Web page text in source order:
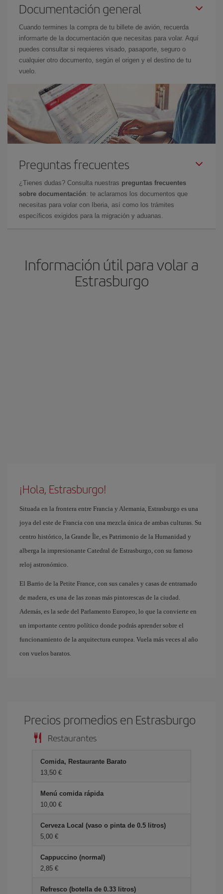
Documentación general
Cuando termines la compra de tu billete de avión, recuerda
informarte de la documentación que necesitas para volar. Aquí
puedes consultar si requieres visado, pasaporte, seguro o
cualquier otro documento, según el origen y el destino de tu
vuelo.
Preguntas frecuentes
¿Tienes dudas? Consulta nuestras preguntas frecuentes
sobre documentación: te aclaramos los documentos que
necesitas para volar con Iberia, así como los trámites
específicos exigidos para la migración y aduanas.
Información útil para volar a
Estrasburgo
¡Hola, Estrasburgo!
Situada en la frontera entre Francia y Alemania, Estrasburgo es una
joya del este de Francia con una mezcla única de ambas culturas. Su
centro histórico, la Grande Île, es Patrimonio de la Humanidad y
alberga la impresionante Catedral de Estrasburgo, con su famoso
reloj astronómico.
El Barrio de la Petite France, con sus canales y casas de entramado
de madera, es una de las zonas más pintorescas de la ciudad.
Además, es la sede del Parlamento Europeo, lo que la convierte en
un importante centro político donde podrás aprender sobre el
funcionamiento de la arquitectura europea. Vuela más veces al año
con vuelos baratos.
Precios promedios en Estrasburgo
Restaurantes
Comida, Restaurante Barato
13,50 €
Menú comida rápida
10,00 €
Cerveza Local (vaso o pinta de 0.5 litros)
5,00 €
Cappuccino (normal)
2,85 €
Refresco (botella de 0.33 litros)